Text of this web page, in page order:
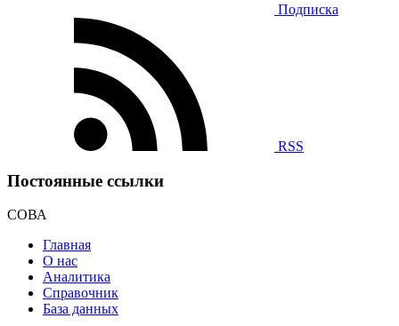
Подписка
RSS
Постоянные ссылки
СОВА
Главная
О нас
Аналитика
Справочник
База данных